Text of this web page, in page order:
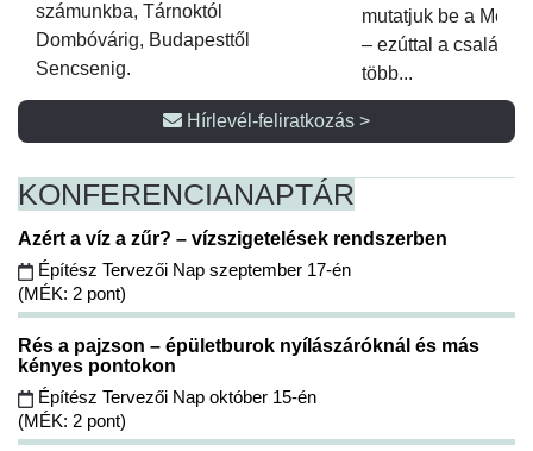
számunkba, Tárnoktól
Dombóvárig, Budapesttől
Sencsenig.
mutatjuk be a
– ezúttal a családi
több...
Hírlevél-feliratkozás >
KONFERENCIANAPTÁR
Azért a víz a zűr? – vízszigetelések rendszerben
Építész Tervezői Nap szeptember 17-én
(MÉK: 2 pont)
Rés a pajzson – épületburok nyílászáróknál és más
kényes pontokon
Építész Tervezői Nap október 15-én
(MÉK: 2 pont)